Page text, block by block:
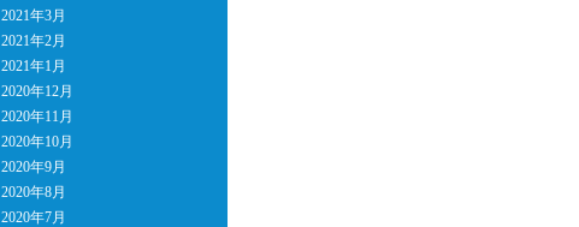
2021年3月
2021年2月
2021年1月
2020年12月
2020年11月
2020年10月
2020年9月
2020年8月
2020年7月